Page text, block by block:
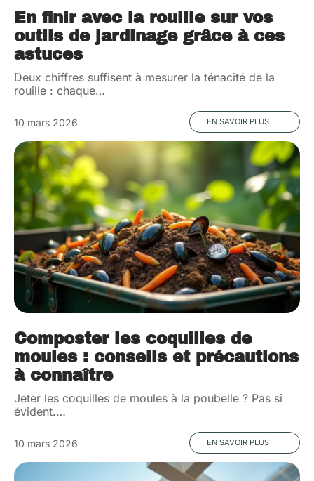
En finir avec la rouille sur vos
outils de jardinage grâce à ces
astuces
Deux chiffres suffisent à mesurer la ténacité de la
rouille : chaque…
10 mars 2026 EN SAVOIR PLUS
Composter les coquilles de
moules : conseils et précautions
à connaître
Jeter les coquilles de moules à la poubelle ? Pas si
évident.…
10 mars 2026 EN SAVOIR PLUS